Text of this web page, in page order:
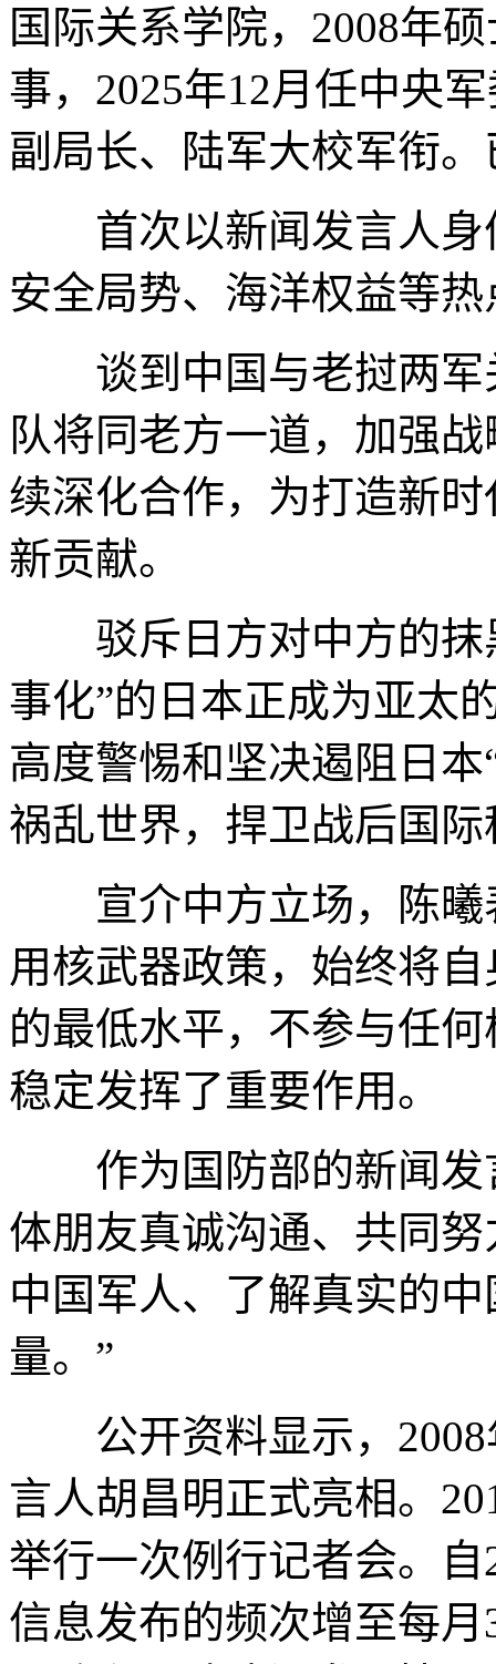
国际关系学院，2008年
事，2025年12月任中央
副局长、陆军大校军衔
首次以新闻发言人身
安全局势、海洋权益等
谈到中国与老挝两军
队将同老方一道，加强
续深化合作，为打造新
新贡献。
驳斥日方对中方的抹
事化”的日本正成为亚太
高度警惕和坚决遏阻日
祸乱世界，捍卫战后国
宣介中方立场，陈曦
用核武器政策，始终将
的最低水平，不参与任
稳定发挥了重要作用。
作为国防部的新闻发
体朋友真诚沟通、共同
中国军人、了解真实的
量。”
公开资料显示，2008
言人胡昌明正式亮相。
举行一次例行记者会。
信息发布的频次增至每